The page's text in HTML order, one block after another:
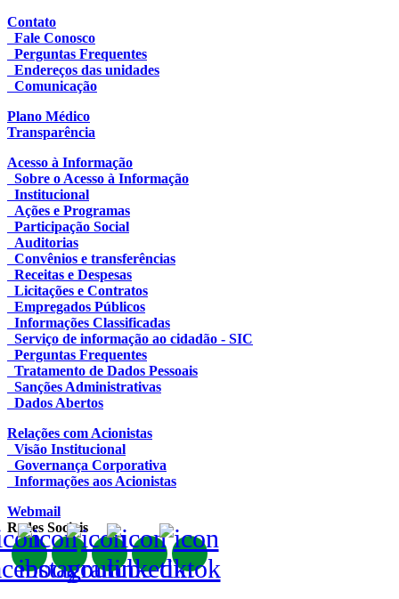
Contato
Fale Conosco
Perguntas Frequentes
Endereços das unidades
Comunicação
Plano Médico
Transparência
Acesso à Informação
Sobre o Acesso à Informação
Institucional
Ações e Programas
Participação Social
Auditorias
Convênios e transferências
Receitas e Despesas
Licitações e Contratos
Empregados Públicos
Informações Classificadas
Serviço de informação ao cidadão - SIC
Perguntas Frequentes
Tratamento de Dados Pessoais
Sanções Administrativas
Dados Abertos
Relações com Acionistas
Visão Institucional
Governança Corporativa
Informações aos Acionistas
Webmail
Redes Sociais